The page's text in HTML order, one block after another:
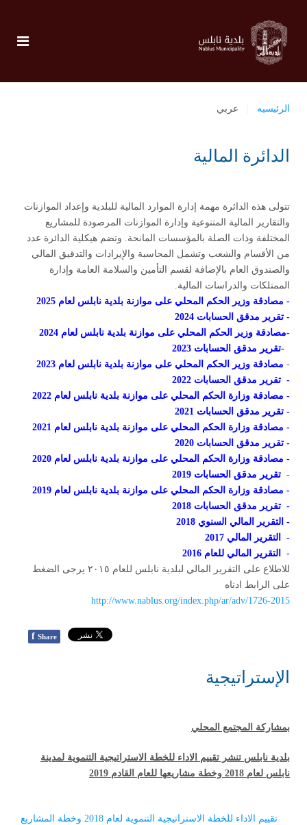
الرئيسيه عربي
الدائرة المالية
تتولى هذه الدائرة مهمة إدارة الموارد المالية للبلدية وإعداد الموازنات
والتقارير المالية المتنوعية وإدارة الموازنات المرصودة للمشاريع
المختلفة وذات الصلة بالمؤسسات المانحة. وتضم هيكلية الدائرة عدد
من الأقسام والشعب وتشمل المحاسبة والإيرادات والتدقيق المالي
والصندوق العام بالإضافة لقسم التأمين والسلامة العامة وإدارة
الممتلكات والدراسات المالية.
- مصادقة وزير الحكم المحلي على موازنة بلدية نابلس لعام 2025
- تقرير مدقق الحسابات 2024
-مصادقة وزير الحكم المحلي على موازنة بلدية نابلس لعام
-تقرير مدقق الحسابات 2023
- مصادقة وزير الحكم المحلي على موازنة بلدية نابلس لعام 2023
- تقرير مدقق الحسابات 2022
- مصادقة وزارة الحكم المحلي على موازنة بلدية نابلس لعام 2022
- تقرير مدقق الحسابات 2021
- مصادقة وزارة الحكم المحلي على موازنة بلدية نابلس لعام 2021
- تقرير مدقق الحسابات 2020
- مصادقة وزارة الحكم المحلي على موازنة بلدية نابلس لعام 2020
- تقرير مدقق الحسابات 2019
- مصادقة وزارة الحكم المحلي على موازنة بلدية نابلس لعام 2019
- تقرير مدقق الحسابات 2018
- التقرير المالي السنوي 2018
-
التقرير المالي 2017
-
التقرير المالي للعام 2016
للاطلاع على التقرير المالي لبلدية نابلس للعام ٢٠١٥ يرجى الضغط
على الرابط ادناه
http://www.nablus.org/index.php/ar/adv/1726-2015
f Share
الإستراتيجية
بمشاركة المجتمع المحلي
بلدية نابلس تنشر تقييم الاداء للخطة الاستراتيجية التنموية لمدينة
نابلس لعام 2018 وخطة مشاريعها للعام القادم 2019
تقييم الاداء للخطة الاستراتيجية التنموية لعام 2018 وخطة المشاريع